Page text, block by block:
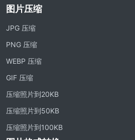
图片压缩
JPG 压缩
PNG 压缩
WEBP 压缩
GIF 压缩
压缩照片到20KB
压缩照片到50KB
压缩照片到100KB